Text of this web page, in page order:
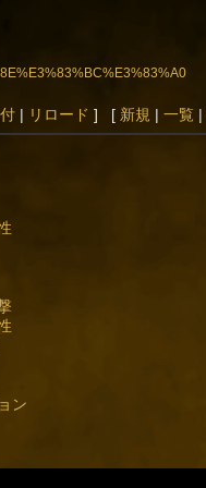
| リロード ] [ 新規 | 一覧|
ン